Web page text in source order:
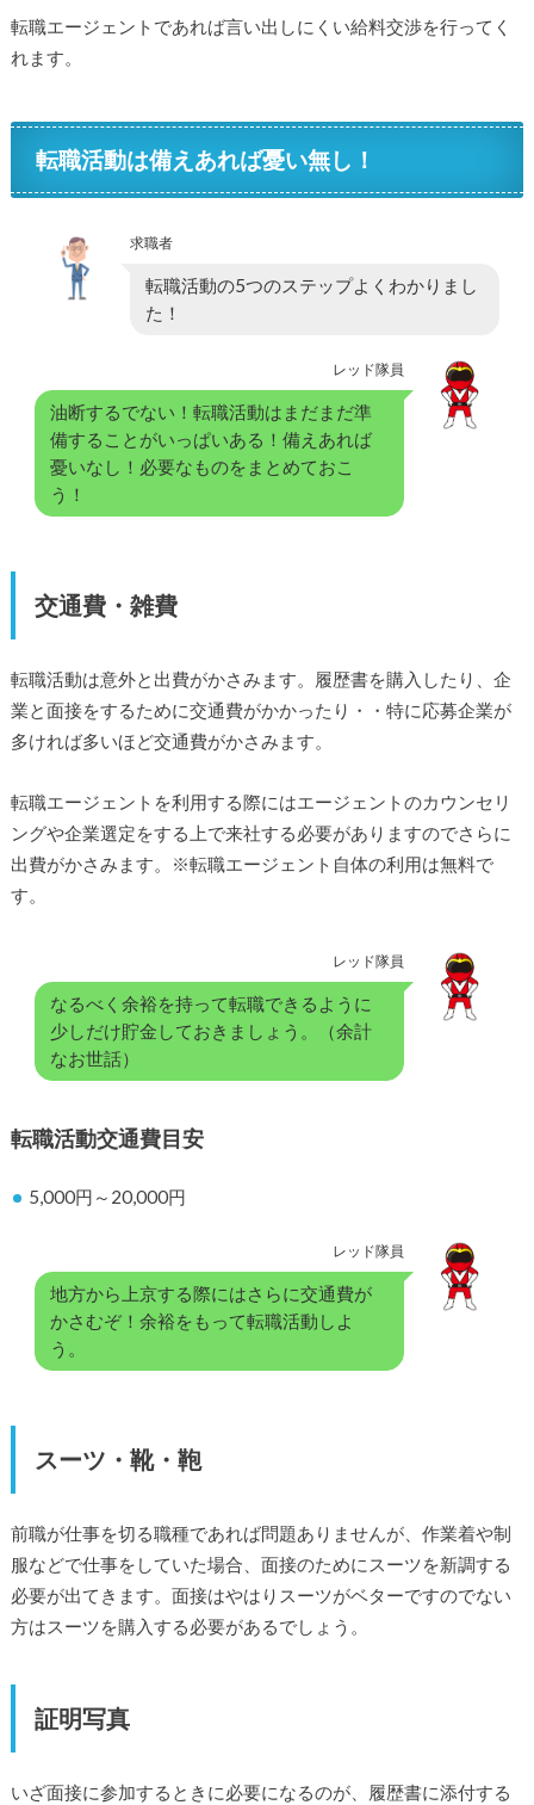
転職エージェントであれば言い出しにくい給料交渉を行ってく
れます。
転職活動は備えあれば憂い無し！
求職者
転職活動の5つのステップよくわかりまし
た！
レッド隊員
油断するでない！転職活動はまだまだ準
備することがいっぱいある！備えあれば
憂いなし！必要なものをまとめておこ
う！
交通費・雑費
転職活動は意外と出費がかさみます。履歴書を購入したり、企
業と面接をするために交通費がかかったり・・特に応募企業が
多ければ多いほど交通費がかさみます。
転職エージェントを利用する際にはエージェントのカウンセリ
ングや企業選定をする上で来社する必要がありますのでさらに
出費がかさみます。※転職エージェント自体の利用は無料で
す。
レッド隊員
なるべく余裕を持って転職できるように
少しだけ貯金しておきましょう。（余計
なお世話）
転職活動交通費目安
5,000円～20,000円
レッド隊員
地方から上京する際にはさらに交通費が
かさむぞ！余裕をもって転職活動しよ
う。
スーツ・靴・鞄
前職が仕事を切る職種であれば問題ありませんが、作業着や制
服などで仕事をしていた場合、面接のためにスーツを新調する
必要が出てきます。面接はやはりスーツがベターですのでない
方はスーツを購入する必要があるでしょう。
証明写真
いざ面接に参加するときに必要になるのが、履歴書に添付する